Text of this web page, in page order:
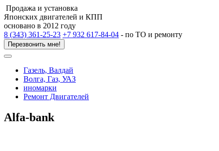
Продажа и установка
Японских двигателей и КПП
основано в 2012 году
8 (343) 361-25-23 +7 932 617-84-04 - по ТО и ремонту
Перезвонить мне!
Газель, Валдай
Волга, Газ, УАЗ
иномарки
Ремонт Двигателей
Alfa-bank